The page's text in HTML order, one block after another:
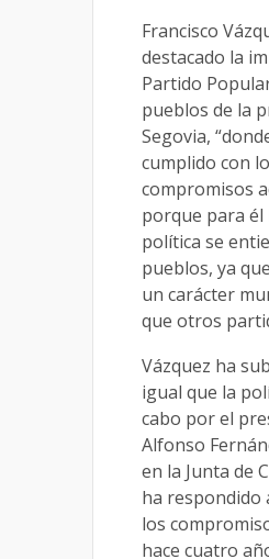
Francisco
destacado la
Partido
pueblos de la
Segovia,
cumplido con
compromisos
porque para él
política se
pueblos, ya
un carácter
que otros
Vázquez ha
igual que la
cabo por el
Alfonso
en la Junta de
ha respondido
los
hace cuatro